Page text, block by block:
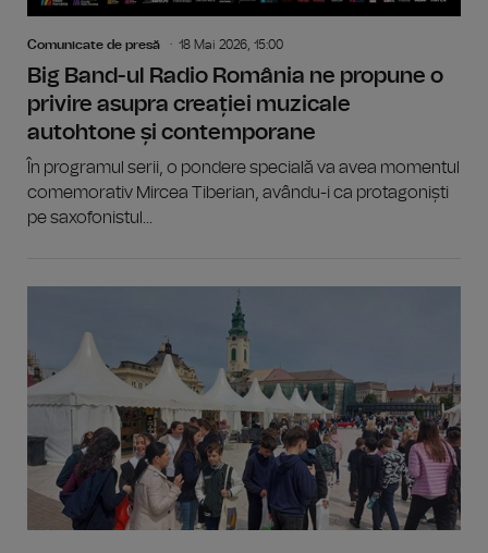
Comunicate de presă 18 Mai 2026, 15:00
Big Band-ul Radio România ne propune o
privire asupra creației muzicale
autohtone și contemporane
În programul serii, o pondere specială va avea momentul
comemorativ Mircea Tiberian, avându-i ca protagoniști
pe saxofonistul...